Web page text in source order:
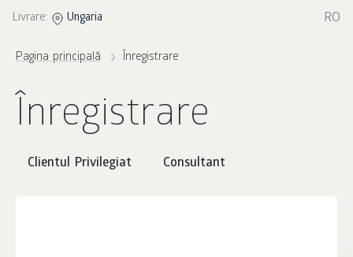
Livrare: Ungaria RO
Pagina principală Înregistrare
Înregistrare
Clientul Privilegiat Consultant